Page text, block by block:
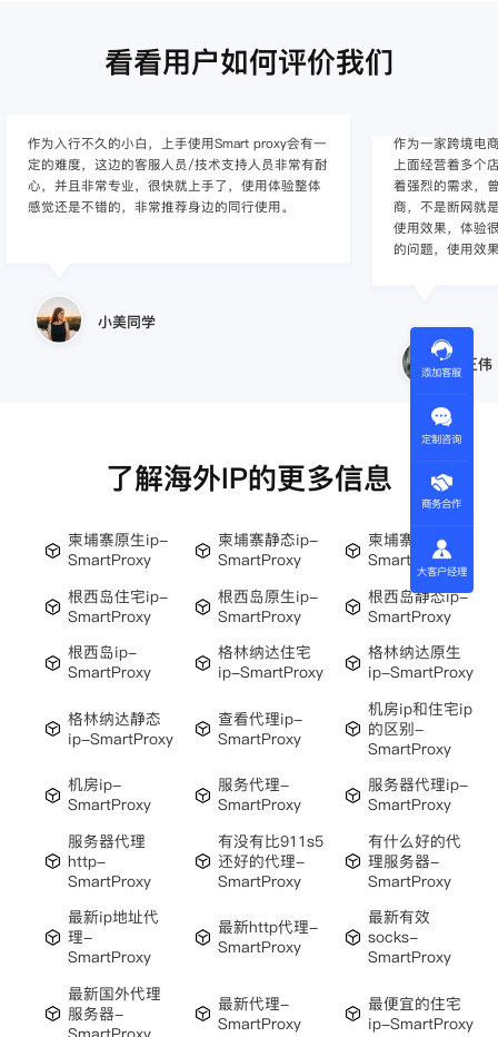
看看用户如何评价我们
作为入行不久的小白，上手使用Smart proxy会有一
定的难度，这边的客服人员/技术支持人员非常有耐
心，并且非常专业，很快就上手了，使用体验整体
感觉还是不错的，非常推荐身边的同行使用。
小美同学
作为一家跨境电
上面经营着多个
着强烈的需求，
商，不是断网就
使用效果，体验
的问题，使用效
王伟
了解海外IP的更多信息
柬埔寨原生ip-
SmartProxy
柬埔寨静态ip-
SmartProxy
柬埔寨ip-
SmartProxy
根西岛住宅ip-
SmartProxy
根西岛原生ip-
SmartProxy
根西岛静态ip-
SmartProxy
根西岛ip-
SmartProxy
格林纳达住宅
ip-SmartProxy
格林纳达原生
ip-SmartProxy
格林纳达静态
ip-SmartProxy
查看代理ip-
SmartProxy
机房ip和住宅ip
的区别-
SmartProxy
机房ip-
SmartProxy
服务代理-
SmartProxy
服务器代理ip-
SmartProxy
服务器代理
http-
SmartProxy
有没有比911s5
还好的代理-
SmartProxy
有什么好的代
理服务器-
SmartProxy
最新ip地址代
理-
SmartProxy
最新http代理-
SmartProxy
最新有效
socks-
SmartProxy
最新国外代理
服务器-
最新代理-
SmartProxy
最便宜的住宅
ip-SmartProxy
添加客服
定制咨询
商务合作
大客户经理